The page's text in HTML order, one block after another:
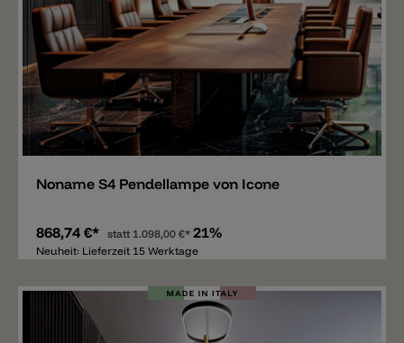
Merken
Noname S4 Pendellampe von Icone
868,74 €* statt 1.098,00 €* 21%
Neuheit: Lieferzeit 15 Werktage